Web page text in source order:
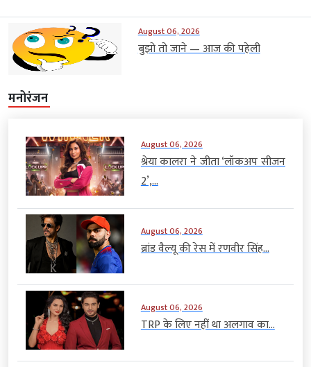
August 06, 2026
बुझो तो जाने — आज की पहेली
मनोरंजन
August 06, 2026
श्रेया कालरा ने जीता ‘लॉकअप सीजन
2’,...
August 06, 2026
ब्रांड वैल्यू की रेस में रणवीर सिंह...
August 06, 2026
TRP के लिए नहीं था अलगाव का...